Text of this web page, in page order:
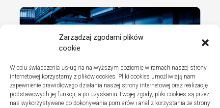
Zarządzaj zgodami plików
cookie
W celu świadczenia usług na najwyższym poziomie w ramach naszej strony
internetowej korzystamy z plików cookies. Pliki cookies umożliwiają nam
zapewnienie prawidłowego działania naszej strony internetowej oraz realizację
podstawowych jej funkcji, a po uzyskaniu Twojej zgody, pliki cookies są przez
nas wykorzystywane do dokonywania pomiarów i analiz korzystania ze strony